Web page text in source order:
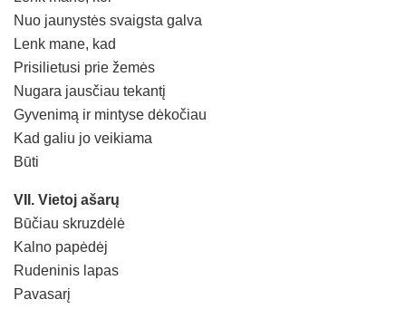
Nuo jaunystės svaigsta galva
Lenk mane, kad
Prisilietusi prie žemės
Nugara jausčiau tekantį
Gyvenimą ir mintyse dėkočiau
Kad galiu jo veikiama
Būti
VII. Vietoj ašarų
Būčiau skruzdėlė
Kalno papėdėj
Rudeninis lapas
Pavasarį